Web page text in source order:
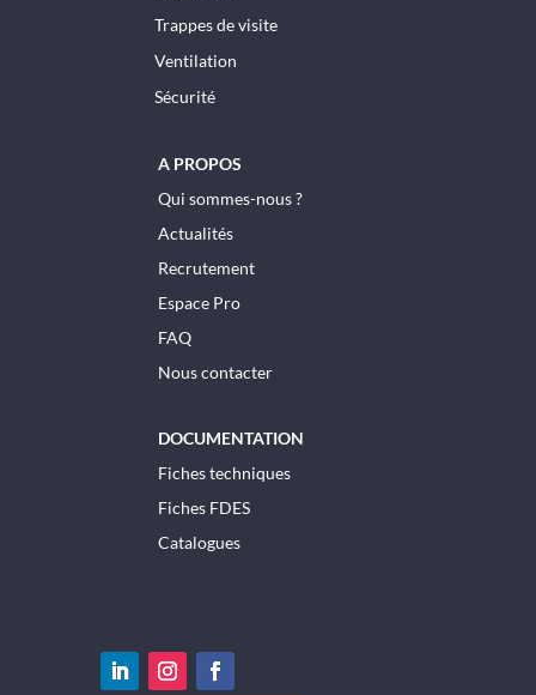
Trappes de visite
Ventilation
Sécurité
A PROPOS
Qui sommes-nous ?
Actualités
Recrutement
Espace Pro
FAQ
Nous contacter
DOCUMENTATION
Fiches techniques
Fiches FDES
Catalogues